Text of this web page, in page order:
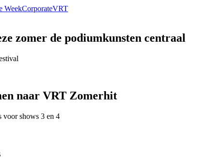
WeekCorporateVRT
zomer de podiumkunsten centraal
naar VRT Zomerhit
voor shows 3 en 4